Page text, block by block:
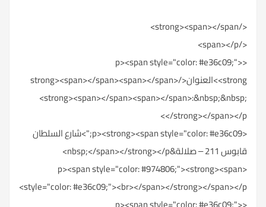
</strong><span></span>
</span></p>
<p><span style="color: #e36c09;">
<strong>العنوان</strong><span></span><span></span>
<strong><span></span><span></span>:&nbsp;&nbsp;
</strong></span></p>
<p><strong><span style="color: #e36c09;">شارع السلطان
قابوس 211 – صلالة&nbsp;</span></strong></p>
<p><span style="color: #974806;"><strong><span
style="color: #e36c09;"><br></span></strong></span></p>